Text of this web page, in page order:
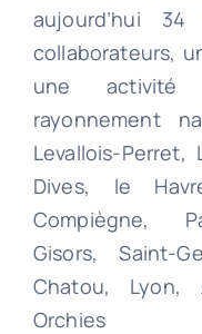
aujourd’hui
collaborateurs,
une activité
rayonnement
Levallois-Perret,
Dives, le
Compiègne,
Gisors, Saint-
Chatou, Lyon,
Orchies